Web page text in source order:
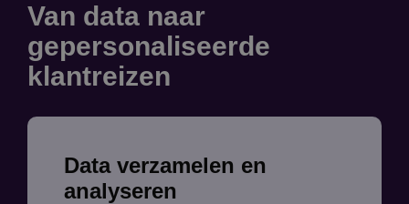
Van data naar
gepersonaliseerde
klantreizen
Data verzamelen en
analyseren